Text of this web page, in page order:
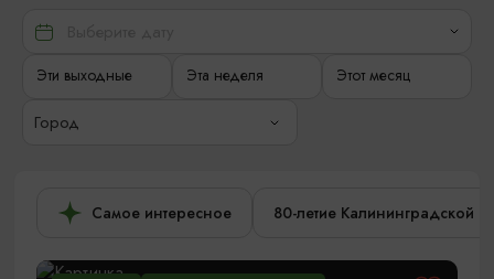
Эти выходные Эта неделя Этот месяц
Город
Самое интересное 80-летие Калининградской